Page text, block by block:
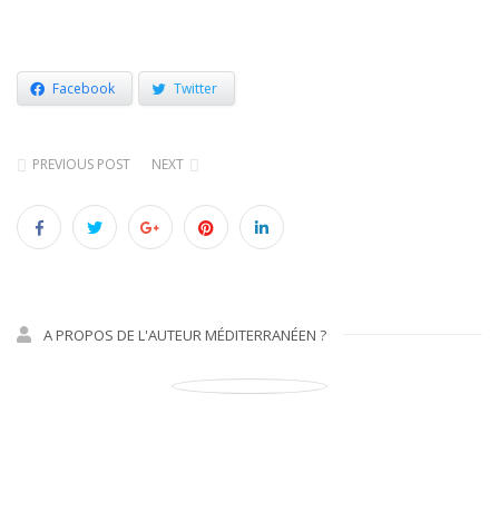
Facebook Twitter
PREVIOUS POST NEXT
A PROPOS DE L'AUTEUR MÉDITERRANÉEN ?